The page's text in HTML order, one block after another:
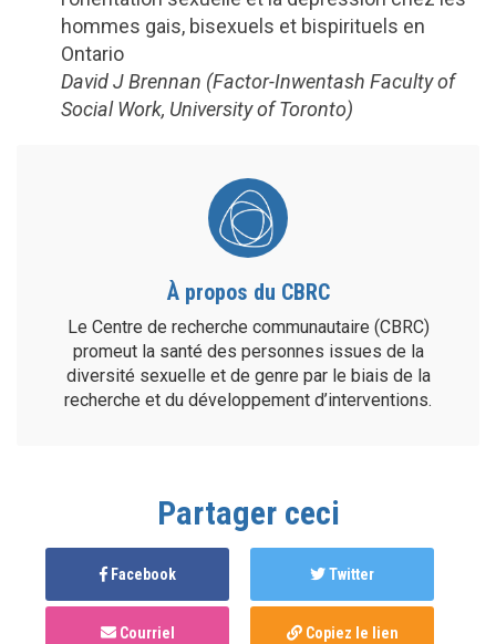
hommes gais, bisexuels et bispirituels en
Ontario
David J Brennan (Factor-Inwentash Faculty of
Social Work, University of Toronto)
À propos du CBRC
Le Centre de recherche communautaire (CBRC)
promeut la santé des personnes issues de la
diversité sexuelle et de genre par le biais de la
recherche et du développement d’interventions.
Partager ceci
Facebook Twitter
Courriel Copiez le lien